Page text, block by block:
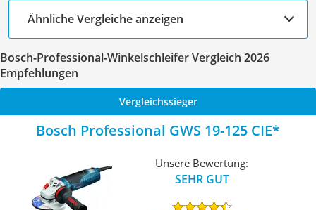
Ähnliche Vergleiche anzeigen
Bosch-Professional-Winkelschleifer Vergleich 2026
Empfehlungen
Vergleichssieger
Bosch Professional GWS 19-125 CIE
Unsere Bewertung:
SEHR GUT